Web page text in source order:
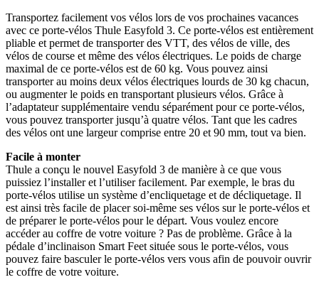
Transportez facilement vos vélos lors de vos prochaines vacances
avec ce porte-vélos Thule Easyfold 3. Ce porte-vélos est entièrement
pliable et permet de transporter des VTT, des vélos de ville, des
vélos de course et même des vélos électriques. Le poids de charge
maximal de ce porte-vélos est de 60 kg. Vous pouvez ainsi
transporter au moins deux vélos électriques lourds de 30 kg chacun,
ou augmenter le poids en transportant plusieurs vélos. Grâce à
l’adaptateur supplémentaire vendu séparément pour ce porte-vélos,
vous pouvez transporter jusqu’à quatre vélos. Tant que les cadres
des vélos ont une largeur comprise entre 20 et 90 mm, tout va bien.
Facile à monter
Thule a conçu le nouvel Easyfold 3 de manière à ce que vous
puissiez l’installer et l’utiliser facilement. Par exemple, le bras du
porte-vélos utilise un système d’encliquetage et de décliquetage. Il
est ainsi très facile de placer soi-même ses vélos sur le porte-vélos et
de préparer le porte-vélos pour le départ. Vous voulez encore
accéder au coffre de votre voiture ? Pas de problème. Grâce à la
pédale d’inclinaison Smart Feet située sous le porte-vélos, vous
pouvez faire basculer le porte-vélos vers vous afin de pouvoir ouvrir
le coffre de votre voiture.